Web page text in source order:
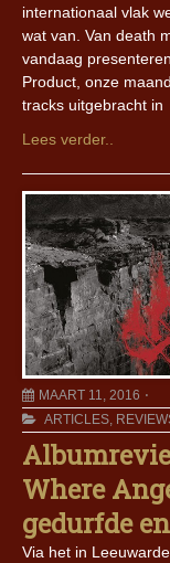
internationaal vlak
wat van. Van death
vandaag
Product, onze
tracks uitgebracht in
Lees verder..
MAART 11, 2016
ARTICLES,
Where
gedurfde
Via het in